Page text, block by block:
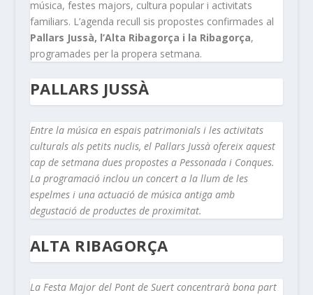
música, festes majors, cultura popular i activitats
familiars. L’agenda recull sis propostes confirmades al
Pallars Jussà, l’Alta Ribagorça i la Ribagorça,
programades per la propera setmana.
PALLARS JUSSÀ
Entre la música en espais patrimonials i les activitats
culturals als petits nuclis, el Pallars Jussà ofereix aquest
cap de setmana dues propostes a Pessonada i Conques.
La programació inclou un concert a la llum de les
espelmes i una actuació de música antiga amb
degustació de productes de proximitat.
ALTA RIBAGORÇA
La Festa Major del Pont de Suert concentrarà bona part